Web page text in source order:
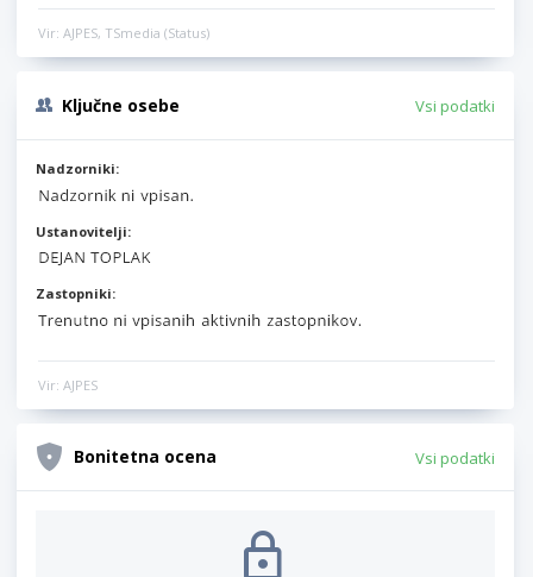
Vir: AJPES, TSmedia (Status)
Ključne osebe Vsi podatki
Nadzorniki:
Ustanovitelji:
Zastopniki:
Vir: AJPES
Bonitetna ocena Vsi podatki